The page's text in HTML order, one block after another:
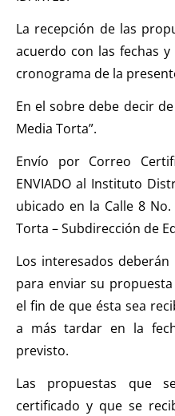
La recepción de las
acuerdo con las fechas
cronograma de la
En el sobre debe decir
Media Torta”.
Envío por Correo
ENVIADO al Instituto
ubicado en la Calle 8
Torta – Subdirección de
Los interesados
para enviar su
el fin de que ésta sea
a más tardar en la
previsto.
Las propuestas que
certificado y que se